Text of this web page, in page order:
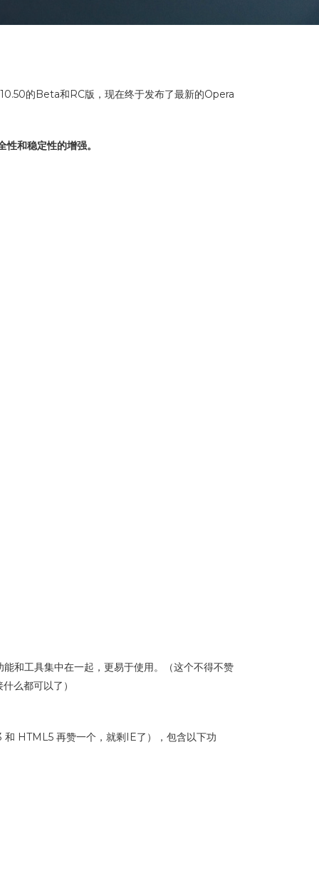
的Beta和RC版，现在终于发布了最新的Opera
和稳定性的增强。
和工具集中在一起，更易于使用。（这个不得不赞
么都可以了）
HTML5 再赞一个，就剩IE了），包含以下功